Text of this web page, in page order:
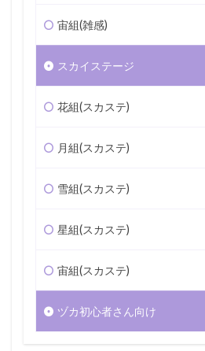
宙組(雑感)
スカイステージ
花組(スカステ)
月組(スカステ)
雪組(スカステ)
星組(スカステ)
宙組(スカステ)
ヅカ初心者さん向け